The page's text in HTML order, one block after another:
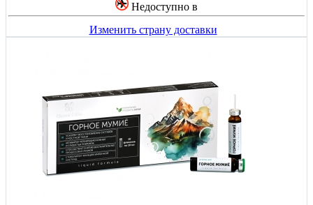
Недоступно в
Изменить страну доставки